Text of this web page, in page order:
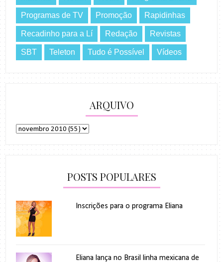
Programas de TV Promoção Rapidinhas
Recadinho para a Lí Redação Revistas
SBT Teleton Tudo é Possível Vídeos
ARQUIVO
POSTS POPULARES
Inscrições para o programa Eliana
Eliana lança no Brasil linha mexicana de